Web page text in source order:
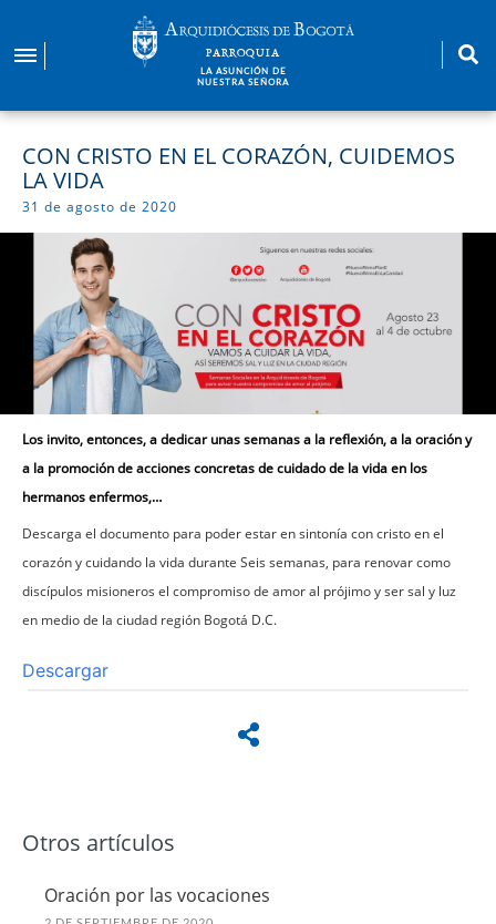
contenido
PARROQUIA
LA ASUNCIÓN DE
NUESTRA SEÑORA
CON CRISTO EN EL CORAZÓN, CUIDEMOS
LA VIDA
31 de agosto de 2020
Los invito, entonces, a dedicar unas semanas a la reflexión, a la oración y
a la promoción de acciones concretas de cuidado de la vida en los
hermanos enfermos,…
Descarga el documento para poder estar en sintonía con cristo en el
corazón y cuidando la vida durante Seis semanas, para renovar como
discípulos misioneros el compromiso de amor al prójimo y ser sal y luz
en medio de la ciudad región Bogotá D.C.
Descargar
Otros artículos
Oración por las vocaciones